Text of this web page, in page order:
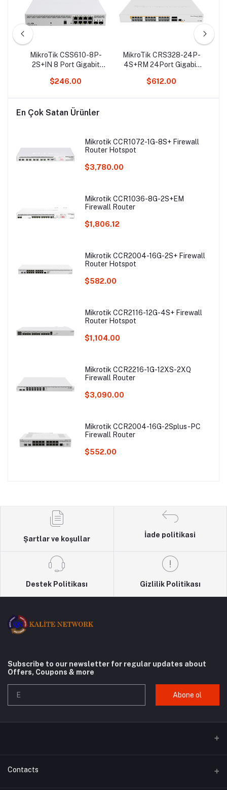
MikroTik CSS610-8P-
2S+IN 8 Port Gigabit
$246.00
MikroTik CRS328-24P-
4S+RM 24Port Gigabit
$612.00
En Çok Satan Ürünler
Mikrotik CCR1072-1G-8S+ Firewall
Router Hotspot
$3,780.00
Mikrotik CCR1036-8G-2S+EM
Firewall Router
$1,806.12
Mikrotik CCR2004-16G-2S+ Firewall
Router Hotspot
$582.00
Mikrotik CCR2116-12G-4S+ Firewall
Router Hotspot
$1,104.00
Mikrotik CCR2216-1G-12XS-2XQ
Firewall Router
$3,090.00
Mikrotik CCR2004-16G-2Splus-PC
Firewall Router
$552.00
Şartlar ve koşullar
İade politikasi
Destek Politikası Gizlilik Politikası
Subscribe to our newsletter for regular updates about
Offers, Coupons & more
Abone ol
Contacts